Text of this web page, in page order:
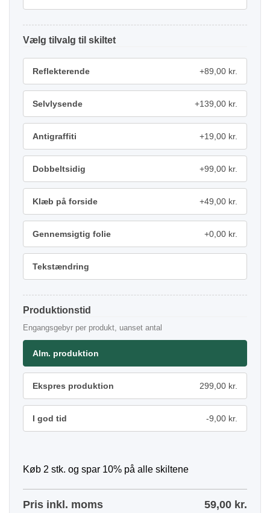
tilvalg
Reflekterende +89,00 kr.
Selvlysende +139,00 kr.
Antigraffiti +19,00 kr.
Dobbeltsidig +99,00 kr.
Klæb på forside +49,00 kr.
Gennemsigtig folie +0,00 kr.
Tekstændring
Produktionstid
Engangsgebyr per produkt, uanset antal
Alm. produktion
Ekspres produktion 299,00 kr.
I god tid -9,00 kr.
Køb 2 stk. og spar 10% på alle skiltene
Pris inkl. moms 59,00 kr.